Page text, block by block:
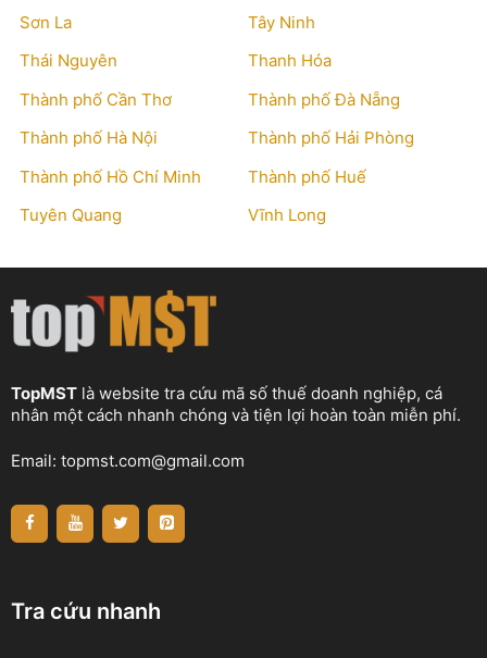
Sơn La
Tây Ninh
Thái Nguyên
Thanh Hóa
Thành phố Cần Thơ
Thành phố Đà Nẵng
Thành phố Hà Nội
Thành phố Hải Phòng
Thành phố Hồ Chí Minh
Thành phố Huế
Tuyên Quang
Vĩnh Long
TopMST là website tra cứu mã số thuế doanh nghiệp, cá
nhân một cách nhanh chóng và tiện lợi hoàn toàn miễn phí.
Email: topmst.com@gmail.com
Tra cứu nhanh